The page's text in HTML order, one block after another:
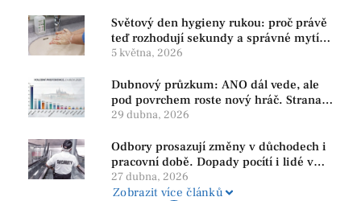
Světový den hygieny rukou: proč právě
teď rozhodují sekundy a správné mytí
rukou
5 května, 2026
Dubnový průzkum: ANO dál vede, ale
pod povrchem roste nový hráč. Strana
PRO se drží nejvýš mezi menšími
29 dubna, 2026
Odbory prosazují změny v důchodech i
pracovní době. Dopady pocítí i lidé v
našem regionu
27 dubna, 2026
Zobrazit více článků